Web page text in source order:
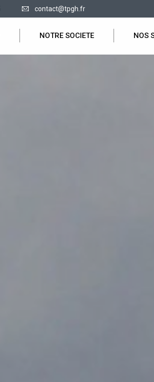
contact@tpgh.fr
NOTRE SOCIETE NOS